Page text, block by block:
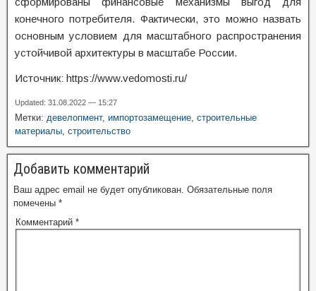
конечного потребителя. Фактически, это можно назвать
основным условием для масштабного распространения
устойчивой архитектуры в масштабе России.
Источник: https://www.vedomosti.ru/
Updated: 31.08.2022 — 15:27
Метки: девелопмент, импортозамещение, строительные
материалы, строительство
Добавить комментарий
Ваш адрес email не будет опубликован. Обязательные поля
помечены *
Комментарий *